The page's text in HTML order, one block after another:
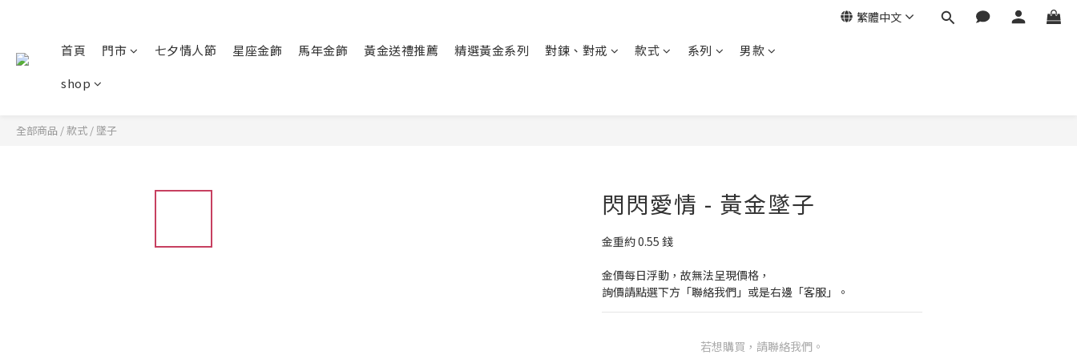
繁體中文
首頁 門市 七夕情人節 星座金飾 馬年金飾 黃金送禮推薦 精選黃金系列 對鍊、對戒 款式 系列
男款
shop
全部商品 /款式 / 墜子
閃閃愛情 - 黃金墜子
金重約 0.55 錢
金價每日浮動，故無法呈現價格，
詢價請點選下方「聯絡我們」或是右邊「客服」。
若想購買，請聯絡我們。